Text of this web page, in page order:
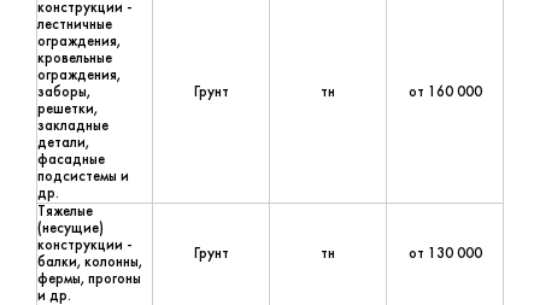
конструкции -
лестничные
ограждения,
кровельные
ограждения,
заборы,
решетки,
закладные
детали,
фасадные
подсистемы и
др.
Грунт тн от 160 000
Тяжелые
(несущие)
конструкции -
балки, колонны,
фермы, прогоны
и др.
Грунт тн от 130 000